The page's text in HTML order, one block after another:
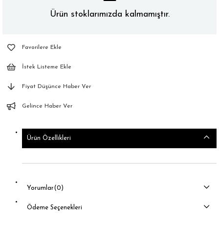
Ürün stoklarımızda kalmamıştır.
Favorilere Ekle
İstek Listeme Ekle
Fiyat Düşünce Haber Ver
Gelince Haber Ver
Ürün Özellikleri
Yorumlar(0)
Ödeme Seçenekleri